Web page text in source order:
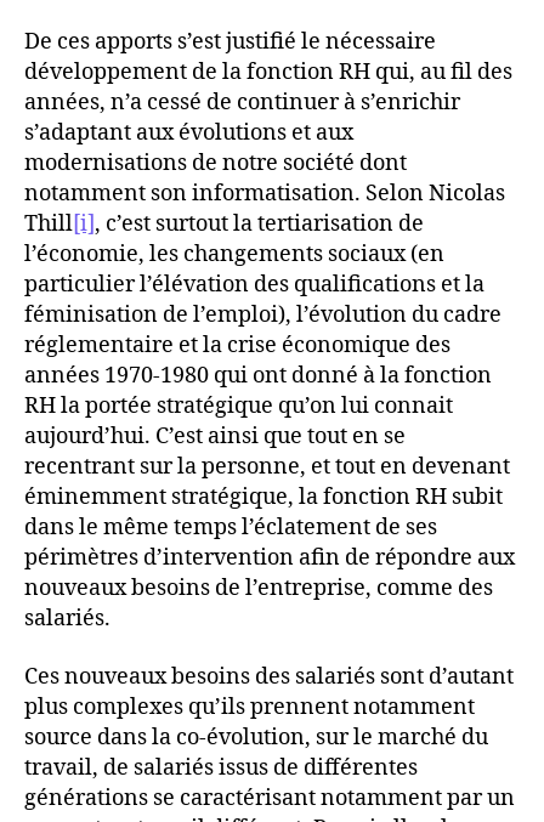
De ces apports s’est justifié le nécessaire
développement de la fonction RH qui, au fil des
années, n’a cessé de continuer à s’enrichir
s’adaptant aux évolutions et aux
modernisations de notre société dont
notamment son informatisation. Selon Nicolas
Thill[i], c’est surtout la tertiarisation de
l’économie, les changements sociaux (en
particulier l’élévation des qualifications et la
féminisation de l’emploi), l’évolution du cadre
réglementaire et la crise économique des
années 1970-1980 qui ont donné à la fonction
RH la portée stratégique qu’on lui connait
aujourd’hui. C’est ainsi que tout en se
recentrant sur la personne, et tout en devenant
éminemment stratégique, la fonction RH subit
dans le même temps l’éclatement de ses
périmètres d’intervention afin de répondre aux
nouveaux besoins de l’entreprise, comme des
salariés.
Ces nouveaux besoins des salariés sont d’autant
plus complexes qu’ils prennent notamment
source dans la co-évolution, sur le marché du
travail, de salariés issus de différentes
générations se caractérisant notamment par un